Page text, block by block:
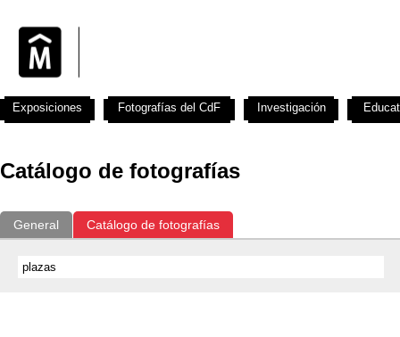
Catálogo de fotografías
General Catálogo de fotografías
Exposiciones Fotografías del CdF Investigación